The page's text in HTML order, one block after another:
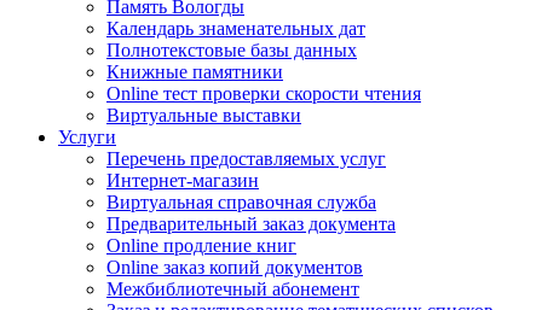
Память Вологды
Календарь знаменательных дат
Полнотекстовые базы данных
Книжные памятники
Online тест проверки скорости чтения
Виртуальные выставки
Услуги
Перечень предоставляемых услуг
Интернет-магазин
Виртуальная справочная служба
Предварительный заказ документа
Online продление книг
Online заказ копий документов
Межбиблиотечный абонемент